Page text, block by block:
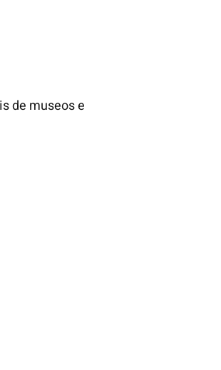
de museos e